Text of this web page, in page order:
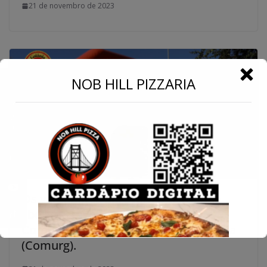
21 de novembro de 2023
Os vereadores aprovam o texto que
libera 68 milhões de Reais para a
Companhia de Urbanização de Goiânia
(Comurg).
NOB HILL PIZZARIA